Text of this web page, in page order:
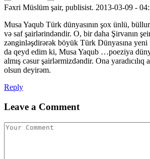
Fəxri Müslüm şair, publisist. 2013-03-09 -
Musa Yaqub Türk dünyasının şox ünlü,
və saf şairlərindəndir. O, bir daha Şirvanın şeir
zənginləşdirərək böyük Türk Dünyasına
da qeyd edim ki, Musa Yaqub …poeziya
almış cəsur şairlərmizdəndir. Ona yaradıcılıq
olsun deyirəm.
Reply
Leave a Comment